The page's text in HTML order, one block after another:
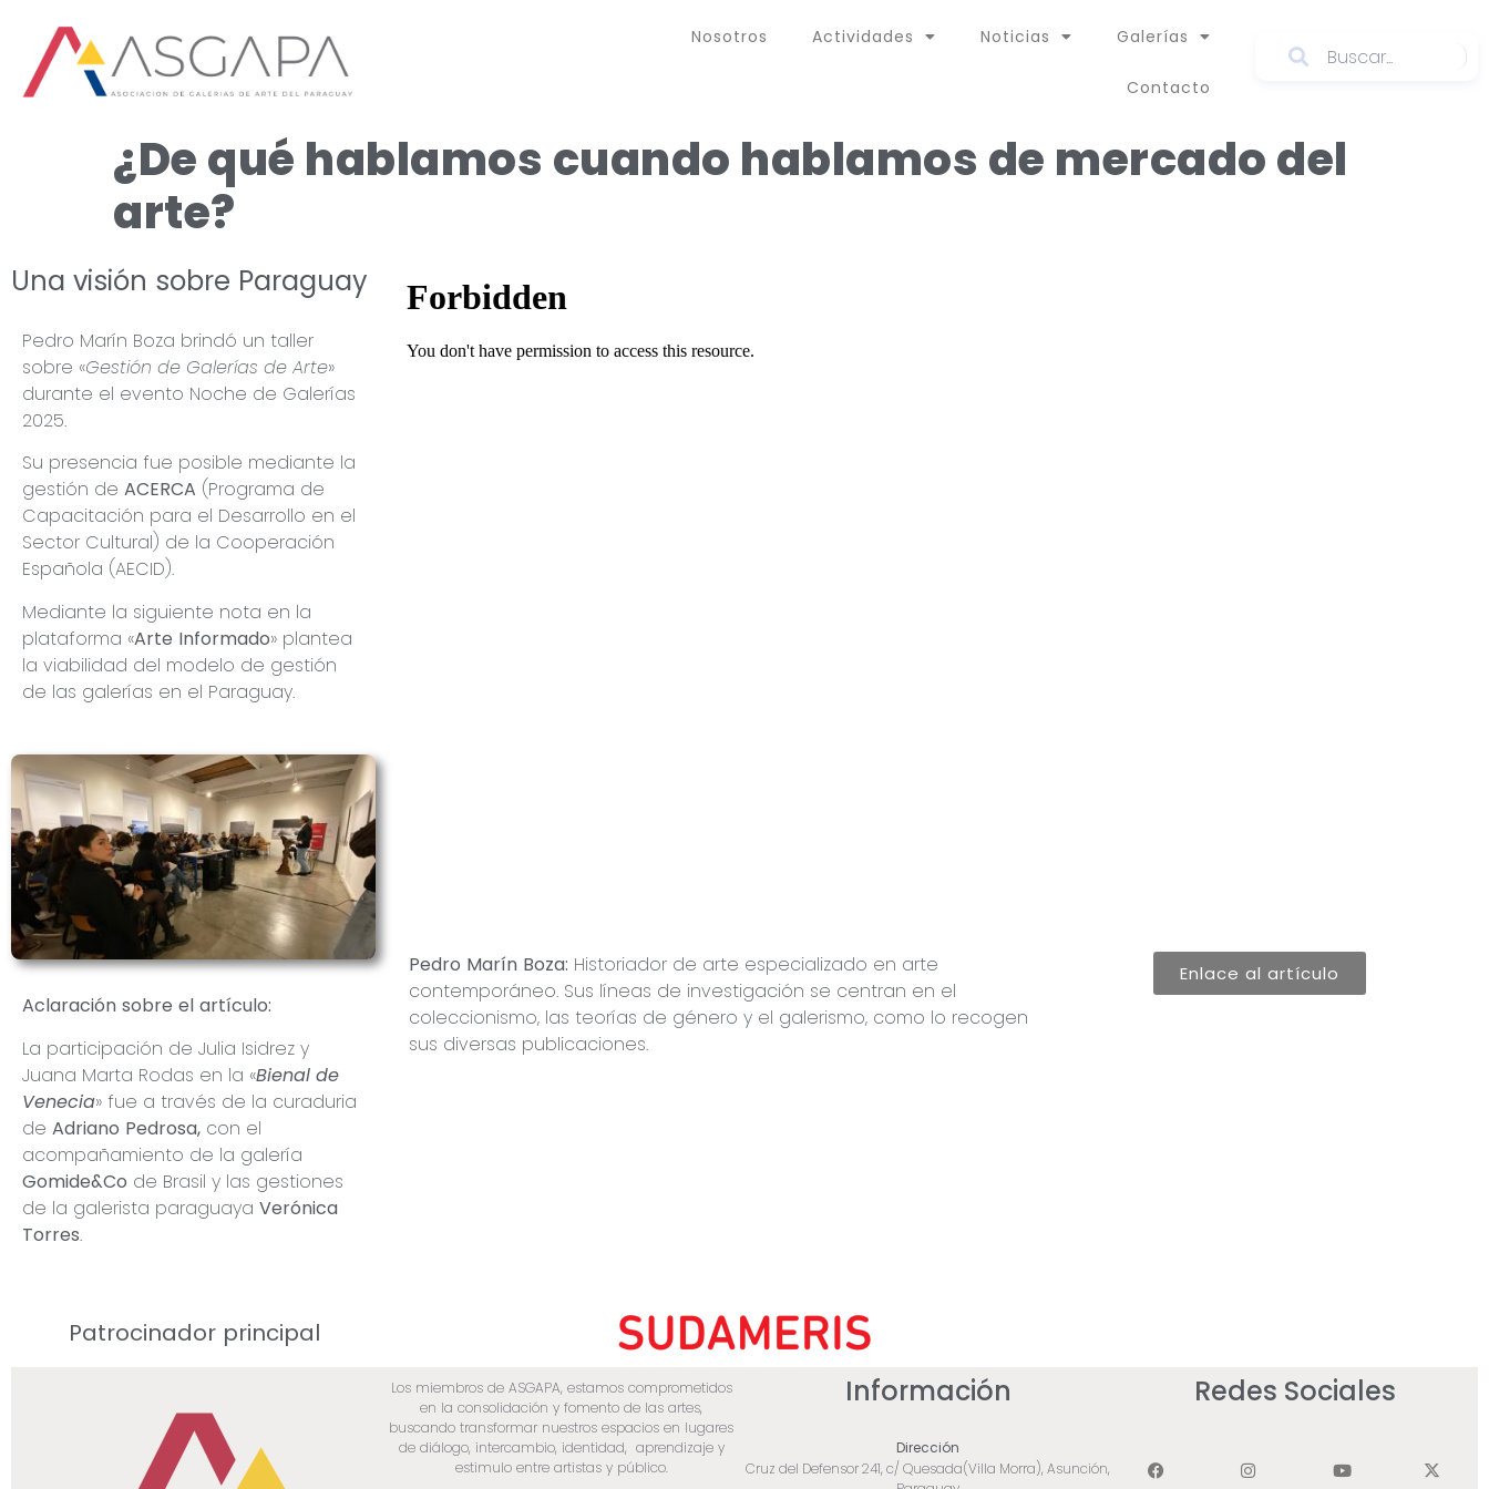
Nosotros Actividades Noticias Galerías
Contacto
¿De qué hablamos cuando hablamos de mercado del
arte?
Una visión sobre Paraguay
Pedro Marín Boza brindó un taller
sobre «Gestión de Galerías de Arte»
durante el evento Noche de Galerías
2025.
Su presencia fue posible mediante la
gestión de ACERCA (Programa de
Capacitación para el Desarrollo en el
Sector Cultural) de la Cooperación
Española (AECID).
Mediante la siguiente nota en la
plataforma «Arte Informado» plantea
la viabilidad del modelo de gestión
de las galerías en el Paraguay.
Aclaración sobre el artículo:
La participación de Julia Isidrez y
Juana Marta Rodas en la «Bienal de
Venecia» fue a través de la curaduria
de Adriano Pedrosa, con el
acompañamiento de la galería
Gomide&Co de Brasil y las gestiones
de la galerista paraguaya Verónica
Torres.
Pedro Marín Boza: Historiador de arte especializado en arte
contemporáneo. Sus líneas de investigación se centran en el
coleccionismo, las teorías de género y el galerismo, como lo recogen
sus diversas publicaciones.
Enlace al artículo
Patrocinador principal
Los miembros de ASGAPA, estamos comprometidos
en la consolidación y fomento de las artes,
buscando transformar nuestros espacios en lugares
de diálogo, intercambio, identidad, aprendizaje y
estimulo entre artistas y público.
Información
Dirección
Cruz del Defensor 241, c/ Quesada(Villa Morra), Asunción,
Redes Sociales